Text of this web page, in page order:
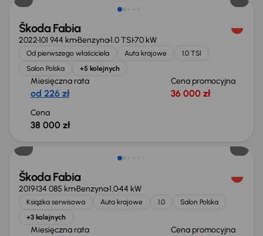
Škoda Fabia
2022101 944 kmBenzyna1.0 TSI70 kW
Od pierwszego właściciela Auta krajowe
1.0 TSI
Salon Polska
+5 kolejnych
Miesięczna rata
od 226 zł
Cena promocyjna
36 000 zł
Cena
38 000 zł
Škoda Fabia
2019134 085 kmBenzyna1.044 kW
Książka serwisowa Auta krajowe 1.0
Salon Polska
+3 kolejnych
Miesięczna rata Cena promocyjna